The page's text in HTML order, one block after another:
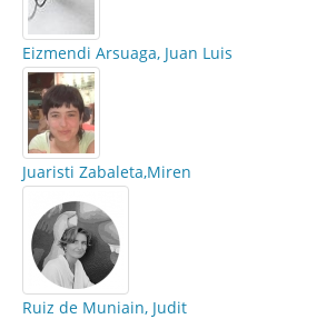
Eizmendi Arsuaga, Juan Luis
Juaristi Zabaleta,Miren
Ruiz de Muniain, Judit